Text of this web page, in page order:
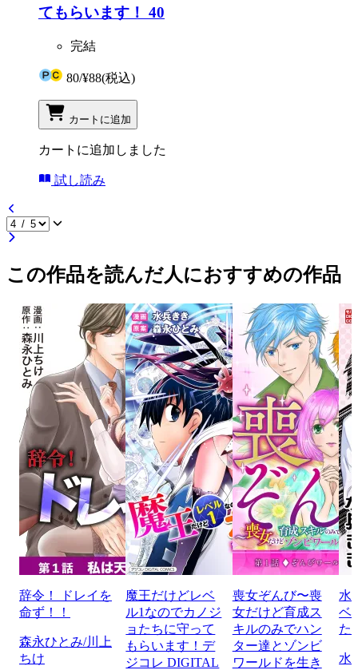
てもらいます！ 40
完結
80/¥88(税込)
カートに追加
カートに追加しました
試し読み
この作品を読んだ人におすすめの作品
辞令！ ドレイを
命ず！！
森永ひとみ/川上
ちけ
魔王だけどレベ
ル1なのでカノジ
ョたちに守って
もらいます！デ
ジコレ DIGITAL
喪女ぞんび〜喪
女だけど育成ス
キルのみでハン
ター達とゾンビ
ワールドを生き
水
ベ
た
水